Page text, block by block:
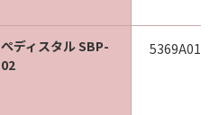
ぺディスタル SBP-
02
5369A013